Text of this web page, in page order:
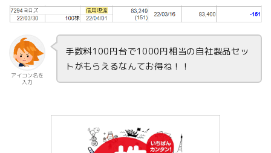
アイコン名を
入力
手数料100円台で1000円相当の自社製品セッ
トがもらえるなんてお得ね！！